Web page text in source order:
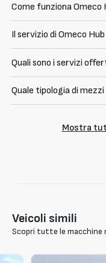
Come funziona Omeco
Il servizio di Omeco
Quali sono i servizi
Quale tipologia di
Mostra
Veicoli simili
Scopri tutte le macchine